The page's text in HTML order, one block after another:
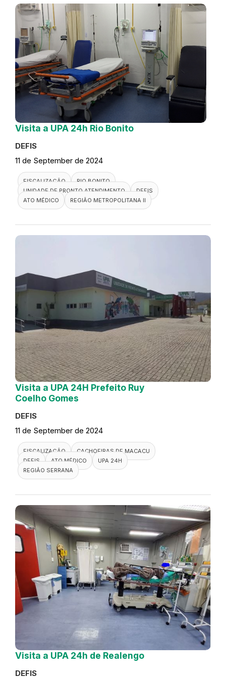
Visita a UPA 24h Rio Bonito
DEFIS
11 de September de 2024
FISCALIZAÇÃO
RIO BONITO
UNIDADE DE PRONTO ATENDIMENTO
DEFIS
ATO MÉDICO
REGIÃO METROPOLITANA II
Visita a UPA 24H Prefeito Ruy
Coelho Gomes
DEFIS
11 de September de 2024
FISCALIZAÇÃO
CACHOEIRAS DE MACACU
DEFIS
ATO MÉDICO
UPA 24H
REGIÃO SERRANA
Visita a UPA 24h de Realengo
DEFIS